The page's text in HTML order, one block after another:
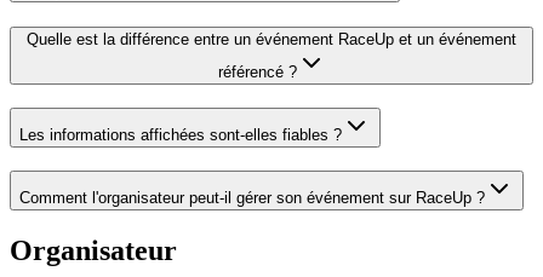
Quelle est la différence entre un événement RaceUp et un événement
référencé ?
Les informations affichées sont-elles fiables ?
Comment l'organisateur peut-il gérer son événement sur RaceUp ?
Organisateur